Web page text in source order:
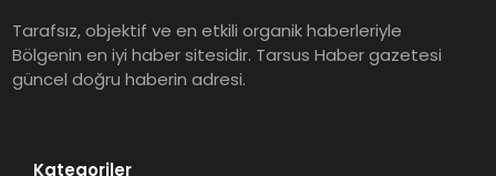
Tarafsız, objektif ve en etkili organik haberleriyle
Bölgenin en iyi haber sitesidir. Tarsus Haber gazetesi
güncel doğru haberin adresi.
Kategoriler